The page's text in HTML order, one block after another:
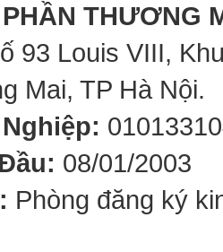
THƯƠNG
93 Louis VIII,
Mai, TP Hà Nội.
08/01/2003
Phòng đăng ký